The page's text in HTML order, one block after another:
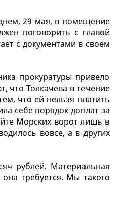
29 мая, в помещение
поговорить с главой
с документами в своем
прокуратуры привело
что Толкачева в течение
что ей нельзя платить
себе порядок доплат за
Морских ворот лишь в
вовсе, а в других
рублей. Материальная
требуется. Мы такого